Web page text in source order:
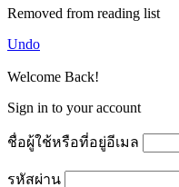
Removed from reading list
Undo
Welcome Back!
Sign in to your account
ชื่อผู้ใช้หรือที่อยู่อีเมล
รหัสผ่าน